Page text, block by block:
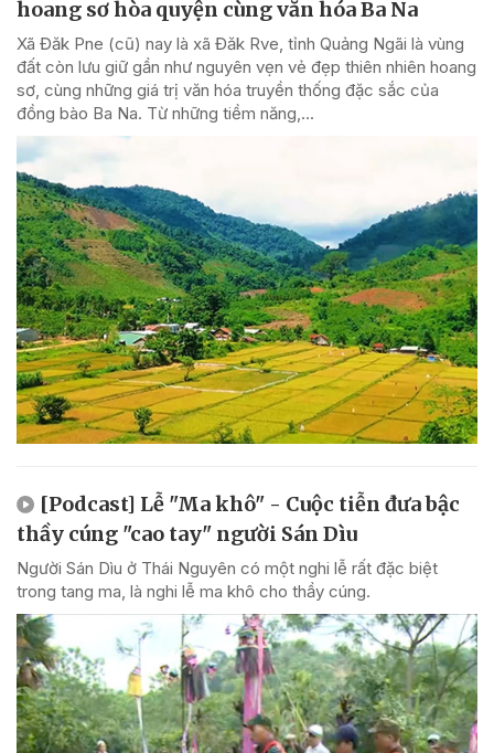
hoang sơ hòa quyện cùng văn hóa Ba Na
Xã Đăk Pne (cũ) nay là xã Đăk Rve, tỉnh Quảng Ngãi là vùng
đất còn lưu giữ gần như nguyên vẹn vẻ đẹp thiên nhiên hoang
sơ, cùng những giá trị văn hóa truyền thống đặc sắc của
đồng bào Ba Na. Từ những tiềm năng,...
[Podcast] Lễ "Ma khô" - Cuộc tiễn đưa bậc
thầy cúng "cao tay" người Sán Dìu
Người Sán Dìu ở Thái Nguyên có một nghi lễ rất đặc biệt
trong tang ma, là nghi lễ ma khô cho thầy cúng.